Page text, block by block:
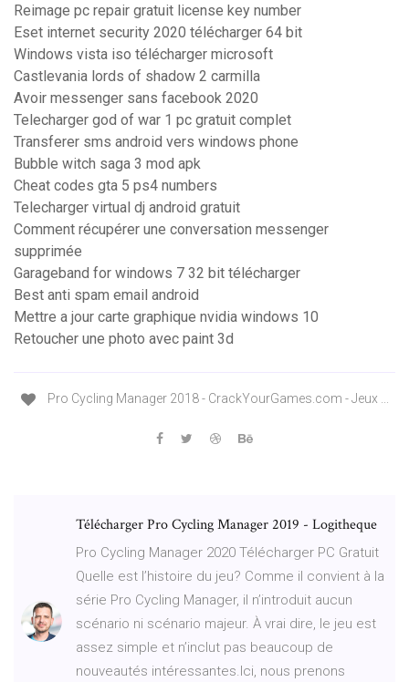
Reimage pc repair gratuit license key number
Eset internet security 2020 télécharger 64 bit
Windows vista iso télécharger microsoft
Castlevania lords of shadow 2 carmilla
Avoir messenger sans facebook 2020
Telecharger god of war 1 pc gratuit complet
Transferer sms android vers windows phone
Bubble witch saga 3 mod apk
Cheat codes gta 5 ps4 numbers
Telecharger virtual dj android gratuit
Comment récupérer une conversation messenger
supprimée
Garageband for windows 7 32 bit télécharger
Best anti spam email android
Mettre a jour carte graphique nvidia windows 10
Retoucher une photo avec paint 3d
Pro Cycling Manager 2018 - CrackYourGames.com - Jeux ...
Télécharger Pro Cycling Manager 2019 - Logitheque
Pro Cycling Manager 2020 Télécharger PC Gratuit
Quelle est l’histoire du jeu? Comme il convient à la
série Pro Cycling Manager, il n’introduit aucun
scénario ni scénario majeur. À vrai dire, le jeu est
assez simple et n’inclut pas beaucoup de
nouveautés intéressantes.Ici, nous prenons